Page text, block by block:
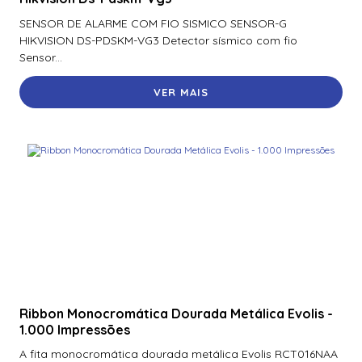
70300Aep0N | Assa Abloy | Placa De Expansão Para
Monitoramento Vertx V300
71000Bep0N01A | Assa Abloy | Controlador Vertx Evo™
V1000
72000Bep0N01A | Assa Abloy | Controlador Vertx Evo™
900Ltnnek00017 | Assa Abloy | Leitor De Proximidade
Se
SENSOR DE ALARME COM FIO SISMICO SENSOR-G
HIKVISION DS-PDSKM-VG3 Detector sísmico com fio
Sensor...
VER MAIS
Ribbon Monocromática Dourada Metálica Evolis -
1.000 Impressões
A fita monocromática dourada metálica Evolis RCT016NAA